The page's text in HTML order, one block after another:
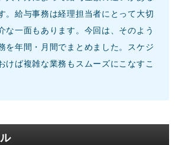
。給与事務は経理担当者にとって大切
な一面もあります。今回は、そのよう
を年間・月間でまとめました。スケジ
けば複雑な業務もスムーズにこなすこ